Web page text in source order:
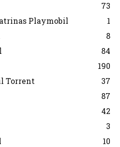
73
Playmobil
1
8
84
190
Torrent
37
87
42
3
10